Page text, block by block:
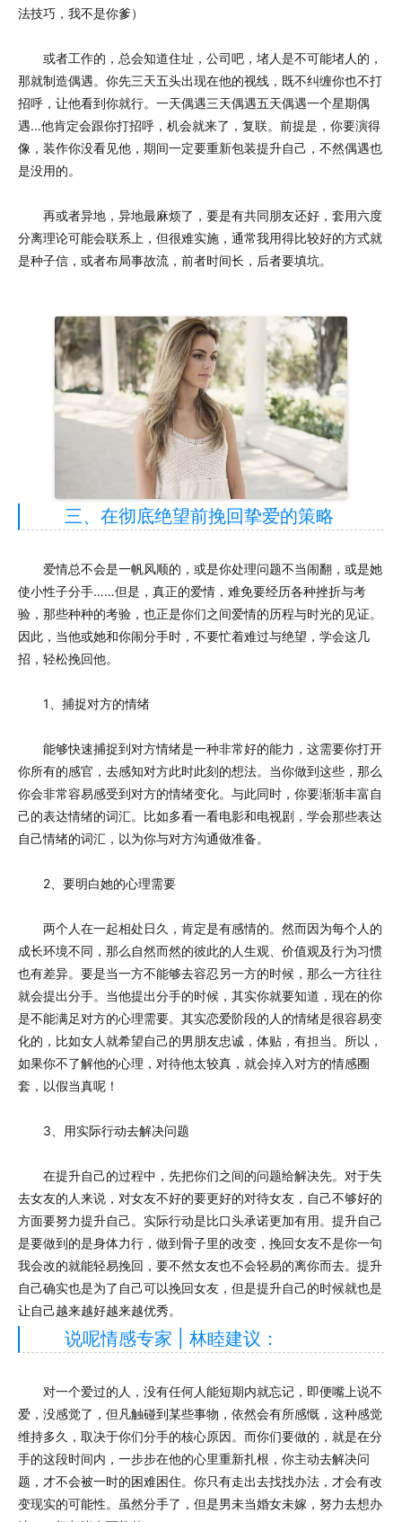
法技巧，我不是你爹）
或者工作的，总会知道住址，公司吧，堵人是不可能堵人的，
那就制造偶遇。你先三天五头出现在他的视线，既不纠缠你也不打
招呼，让他看到你就行。一天偶遇三天偶遇五天偶遇一个星期偶
遇...他肯定会跟你打招呼，机会就来了，复联。前提是，你要演得
像，装作你没看见他，期间一定要重新包装提升自己，不然偶遇也
是没用的。
再或者异地，异地最麻烦了，要是有共同朋友还好，套用六度
分离理论可能会联系上，但很难实施，通常我用得比较好的方式就
是种子信，或者布局事故流，前者时间长，后者要填坑。
三、在彻底绝望前挽回挚爱的策略
爱情总不会是一帆风顺的，或是你处理问题不当闹翻，或是她
使小性子分手……但是，真正的爱情，难免要经历各种挫折与考
验，那些种种的考验，也正是你们之间爱情的历程与时光的见证。
因此，当他或她和你闹分手时，不要忙着难过与绝望，学会这几
招，轻松挽回他。
1、捕捉对方的情绪
能够快速捕捉到对方情绪是一种非常好的能力，这需要你打开
你所有的感官，去感知对方此时此刻的想法。当你做到这些，那么
你会非常容易感受到对方的情绪变化。与此同时，你要渐渐丰富自
己的表达情绪的词汇。比如多看一看电影和电视剧，学会那些表达
自己情绪的词汇，以为你与对方沟通做准备。
2、要明白她的心理需要
两个人在一起相处日久，肯定是有感情的。然而因为每个人的
成长环境不同，那么自然而然的彼此的人生观、价值观及行为习惯
也有差异。要是当一方不能够去容忍另一方的时候，那么一方往往
就会提出分手。当他提出分手的时候，其实你就要知道，现在的你
是不能满足对方的心理需要。其实恋爱阶段的人的情绪是很容易变
化的，比如女人就希望自己的男朋友忠诚，体贴，有担当。所以，
如果你不了解他的心理，对待他太较真，就会掉入对方的情感圈
套，以假当真呢！
3、用实际行动去解决问题
在提升自己的过程中，先把你们之间的问题给解决先。对于失
去女友的人来说，对女友不好的要更好的对待女友，自己不够好的
方面要努力提升自己。实际行动是比口头承诺更加有用。提升自己
是要做到的是身体力行，做到骨子里的改变，挽回女友不是你一句
我会改的就能轻易挽回，要不然女友也不会轻易的离你而去。提升
自己确实也是为了自己可以挽回女友，但是提升自己的时候就也是
让自己越来越好越来越优秀。
说呢情感专家 | 林睦建议：
对一个爱过的人，没有任何人能短期内就忘记，即便嘴上说不
爱，没感觉了，但凡触碰到某些事物，依然会有所感慨，这种感觉
维持多久，取决于你们分手的核心原因。而你们要做的，就是在分
手的这段时间内，一步步在他的心里重新扎根，你主动去解决问
题，才不会被一时的困难困住。你只有走出去找找办法，才会有改
变现实的可能性。虽然分手了，但是男未当婚女未嫁，努力去想办